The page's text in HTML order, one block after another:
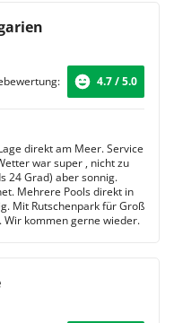
4.7 / 5.0
direkt am Meer. Service
war super , nicht zu
24 Grad) aber sonnig.
Mehrere Pools direkt in
Mit Rutschenpark für Groß
Wir kommen gerne wieder.